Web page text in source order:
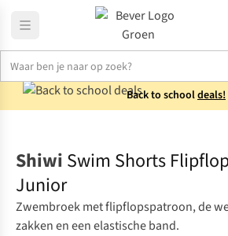
Back to schooldeals!
Shiwi Swim Shorts
Junior
Zwembroek met flipflopspatroon, de
zakken en een elastische band.